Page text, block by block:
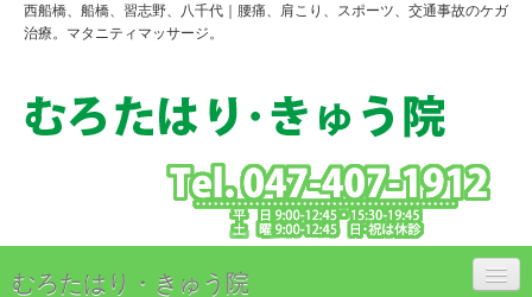
西船橋、船橋、習志野、八千代｜腰痛、肩こり、スポーツ、交通事故のケガ
治療。マタニティマッサージ。
むろたはり・きゅう院